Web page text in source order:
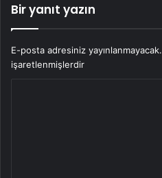
Bir yanıt yazın
E-posta adresiniz yayınlanmayacak.
işaretlenmişlerdir